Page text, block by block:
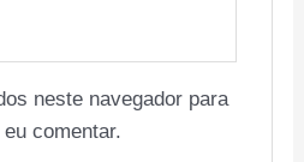
neste navegador para
comentar.